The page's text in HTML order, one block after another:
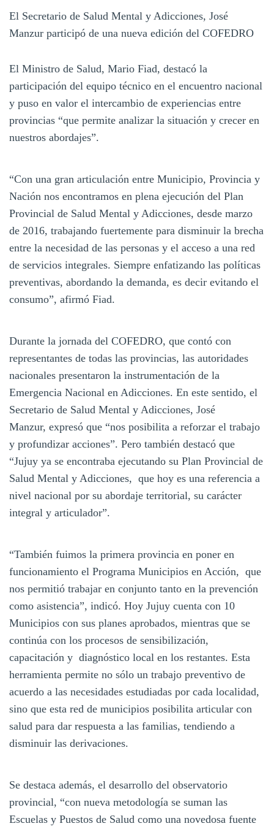
El Secretario de Salud Mental y Adicciones, José
Manzur participó de una nueva edición del COFEDRO
El Ministro de Salud, Mario Fiad, destacó la
participación del equipo técnico en el encuentro nacional
y puso en valor el intercambio de experiencias entre
provincias “que permite analizar la situación y crecer en
nuestros abordajes”.
“Con una gran articulación entre Municipio, Provincia y
Nación nos encontramos en plena ejecución del Plan
Provincial de Salud Mental y Adicciones, desde marzo
de 2016, trabajando fuertemente para disminuir la brecha
entre la necesidad de las personas y el acceso a una red
de servicios integrales. Siempre enfatizando las políticas
preventivas, abordando la demanda, es decir evitando el
consumo”, afirmó Fiad.
Durante la jornada del COFEDRO, que contó con
representantes de todas las provincias, las autoridades
nacionales presentaron la instrumentación de la
Emergencia Nacional en Adicciones. En este sentido, el
Secretario de Salud Mental y Adicciones, José
Manzur, expresó que “nos posibilita a reforzar el trabajo
y profundizar acciones”. Pero también destacó que
“Jujuy ya se encontraba ejecutando su Plan Provincial de
Salud Mental y Adicciones, que hoy es una referencia a
nivel nacional por su abordaje territorial, su carácter
integral y articulador”.
“También fuimos la primera provincia en poner en
funcionamiento el Programa Municipios en Acción, que
nos permitió trabajar en conjunto tanto en la prevención
como asistencia”, indicó. Hoy Jujuy cuenta con 10
Municipios con sus planes aprobados, mientras que se
continúa con los procesos de sensibilización,
capacitación y diagnóstico local en los restantes. Esta
herramienta permite no sólo un trabajo preventivo de
acuerdo a las necesidades estudiadas por cada localidad,
sino que esta red de municipios posibilita articular con
salud para dar respuesta a las familias, tendiendo a
disminuir las derivaciones.
Se destaca además, el desarrollo del observatorio
provincial, “con nueva metodología se suman las
Escuelas y Puestos de Salud como una novedosa fuente